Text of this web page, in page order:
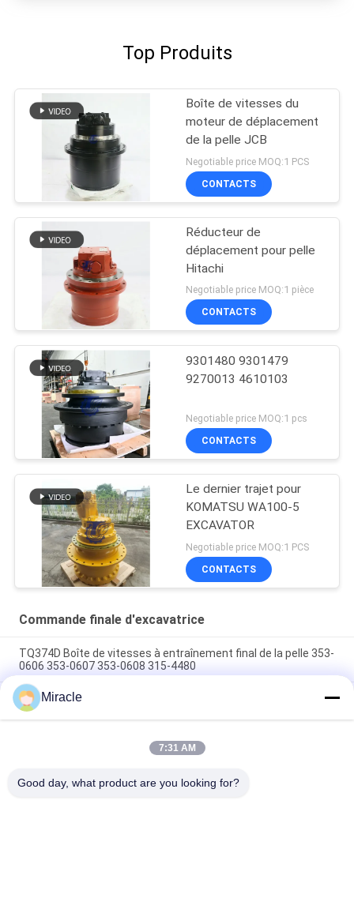
Top Produits
Boîte de vitesses du
moteur de déplacement
de la pelle JCB
Negotiable price MOQ:1 PCS
CONTACTS
Réducteur de
déplacement pour pelle
Hitachi
Negotiable price MOQ:1 pièce
CONTACTS
9301480 9301479
9270013 4610103
Negotiable price MOQ:1 pcs
CONTACTS
Le dernier trajet pour
KOMATSU WA100-5
EXCAVATOR
Negotiable price MOQ:1 PCS
CONTACTS
Commande finale d'excavatrice
TQ374D Boîte de vitesses à entraînement final de la pelle 353-
0606 353-0607 353-0608 315-4480
353-0528 333-3036 Excavateur à entraînement final moteur
hydraulique adapté TQ345D TQ349D
Danfoss BMVT41 moteur hydraulique d'entraînement final
peut être adapté à 5 ~ 6 tonnes de chargeurs de roulement à
Miracle
7:31 AM
Good day, what product are you looking for?